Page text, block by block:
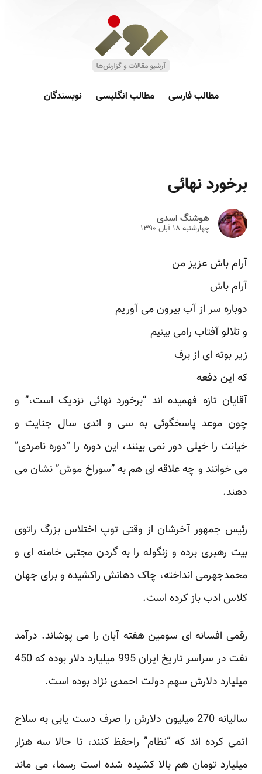
مطالب فارسی مطالب انگلیسی نویسندگان
برخورد نهائی
هوشنگ اسدی
چهارشنبه ۱۸ آبان ۱۳۹۰
آرام باش عزیز من
آرام باش
دوباره سر از آب بیرون می آوریم
و تلالو آفتاب رامی بینیم
زیر بوته ای از برف
که این دفعه
آقایان تازه فهمیده اند “برخورد نهائی نزدیک است،” و
چون موعد پاسخگوئی به سی و اندی سال جنایت و
خیانت را خیلی دور نمی بینند، این دوره را “دوره نامردی”
می خوانند و چه علاقه ای هم به ”سوراخ موش” نشان می
دهند.
رئیس جمهور آخرشان از وقتی توپ اختلاس بزرگ راتوی
بیت رهبری برده و زنگوله را به گردن مجتبی خامنه ای و
محمدجهرمی انداخته، چاک دهانش راکشیده و برای جهان
کلاس ادب باز کرده است.
رقمی افسانه ای سومین هفته آبان را می پوشاند. درآمد
نفت در سراسر تاریخ ایران 995 میلیارد دلار بوده که 450
میلیارد دلارش سهم دولت احمدی نژاد بوده است.
سالیانه 270 میلیون دلارش را صرف دست یابی به سلاح
اتمی کرده اند که “نظام” راحفظ کنند، تا حالا سه هزار
میلیارد تومان هم بالا کشیده شده است رسما، می ماند